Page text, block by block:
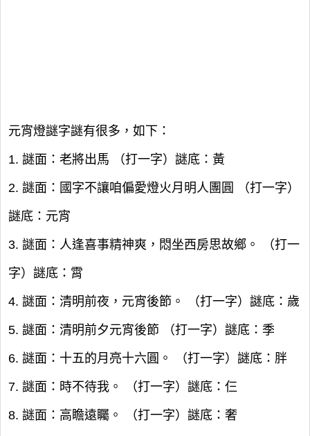
元宵燈謎字謎有很多，如下：
1. 謎面：老將出馬 （打一字）謎底：黃
2. 謎面：國字不讓咱偏愛燈火月明人團圓 （打一字）
謎底：元宵
3. 謎面：人逢喜事精神爽，悶坐西房思故鄉。 （打一
字）謎底：霄
4. 謎面：清明前夜，元宵後節。 （打一字）謎底：歲
5. 謎面：清明前夕元宵後節 （打一字）謎底：季
6. 謎面：十五的月亮十六圓。 （打一字）謎底：胖
7. 謎面：時不待我。 （打一字）謎底：仨
8. 謎面：高瞻遠矚。 （打一字）謎底：奢